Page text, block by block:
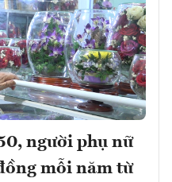
người phụ nữ
mỗi năm từ